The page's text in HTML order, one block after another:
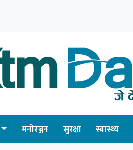
मनोरञ्जन सुरक्षा स्वास्थ्य